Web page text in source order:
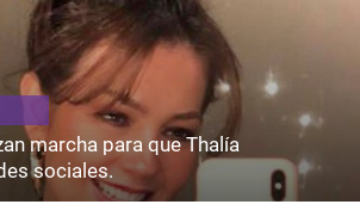
marcha para que Thalía
sociales.